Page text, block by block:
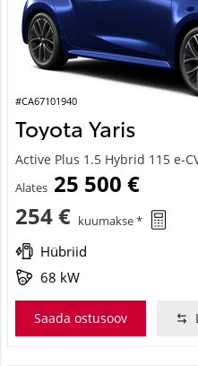
#CA67101940
Toyota Yaris
Active Plus 1.5 Hybrid 115 e-
Alates 25 500 €
254 € kuumakse *
Hübriid
68 kW
Saada ostusoov